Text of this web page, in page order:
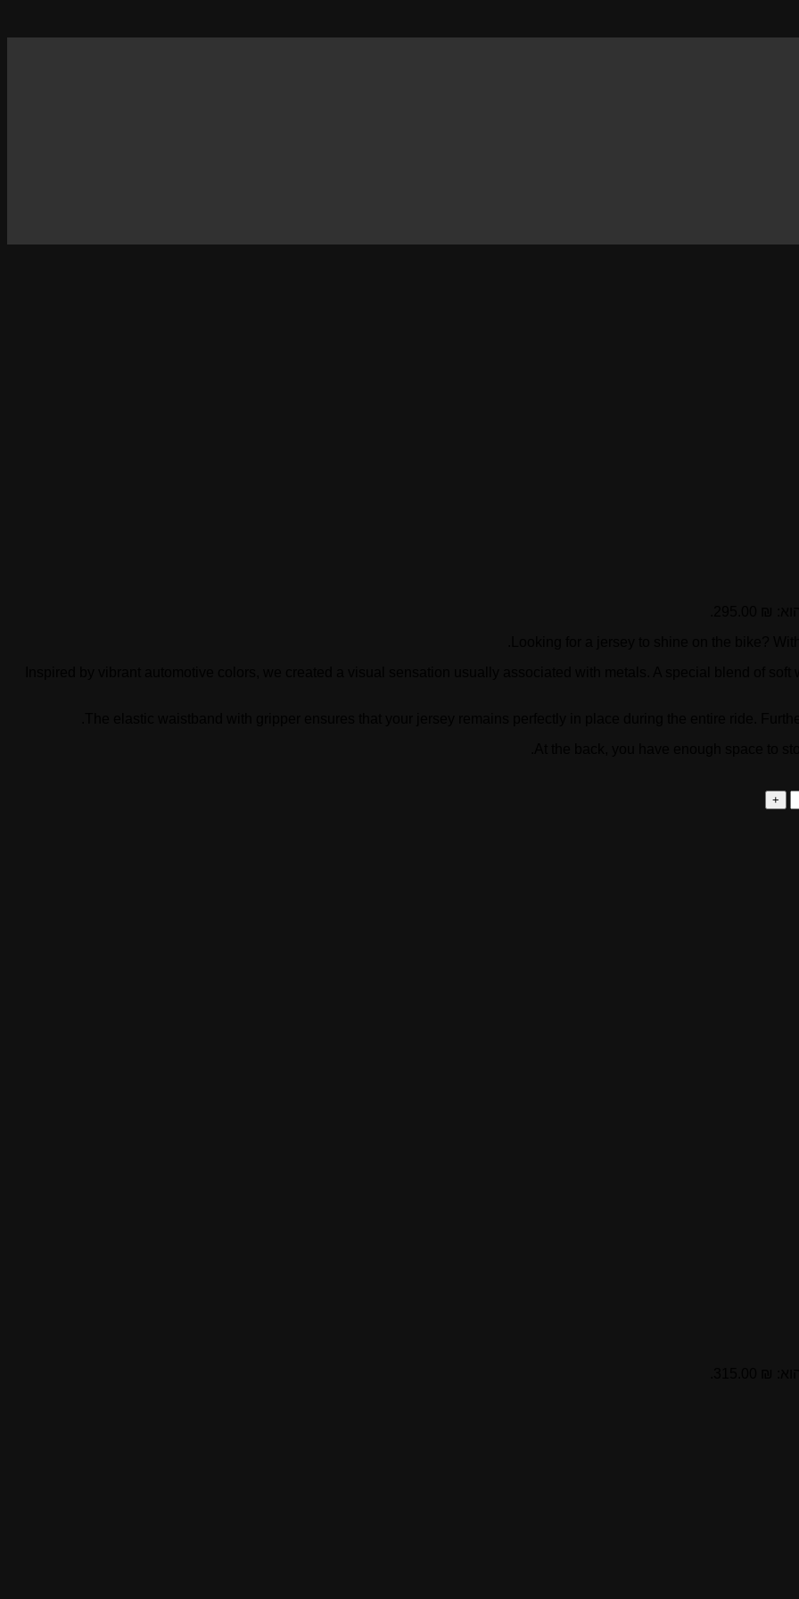
Looking for a jersey to shine on the bike?
Inspired by vibrant automotive colors, we created a visual sensation usually associated with metals. A special blend of
The elastic waistband with gripper ensures that your jersey remains perfectly in place during the entire ride.